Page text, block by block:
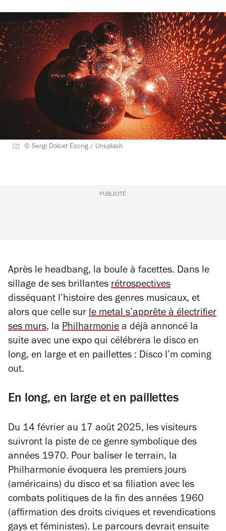
© Sergi Dolcet Escrig / Unsplash
PUBLICITÉ
Après le headbang, la boule à facettes. Dans le
sillage de ses brillantes rétrospectives
disséquant l’histoire des genres musicaux, et
alors que celle sur le metal s’apprête à électrifier
ses murs, la Philharmonie a déjà annoncé la
suite avec une expo qui célébrera le disco en
long, en large et en paillettes : Disco I’m coming
out.
En long, en large et en paillettes
Du 14 février au 17 août 2025, les visiteurs
suivront la piste de ce genre symbolique des
années 1970. Pour baliser le terrain, la
Philharmonie évoquera les premiers jours
(américains) du disco et sa filiation avec les
combats politiques de la fin des années 1960
(affirmation des droits civiques et revendications
gays et féministes). Le parcours devrait ensuite